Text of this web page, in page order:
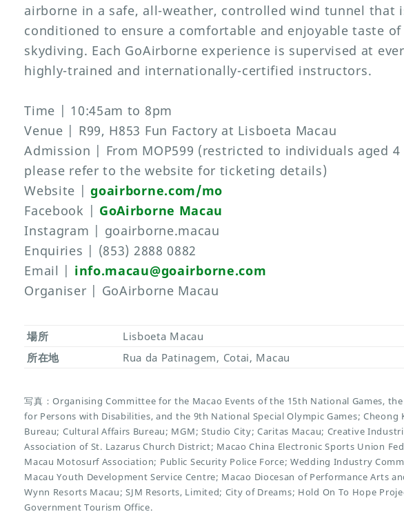
airborne in a safe, all-weather, controlled wind tunnel that
conditioned to ensure a comfortable and enjoyable taste
skydiving. Each GoAirborne experience is supervised at
highly-trained and internationally-certified instructors.
Time | 10:45am to 8pm
Venue | R99, H853 Fun Factory at Lisboeta Macau
Admission | From MOP599 (restricted to individuals aged 4
please refer to the website for ticketing details)
Website |goairborne.com/mo
Facebook | GoAirborne Macau
Instagram | goairborne.macau
Enquiries | (853) 2888 0882
Email | info.macau@goairborne.com
Organiser | GoAirborne Macau
場所
Lisboeta Macau
所在地
Rua da Patinagem, Cotai, Macau
写真：Organising Committee for the Macao Events of the 15th National Games,
for Persons with Disabilities, and the 9th National Special Olympic Games; Cheong
Bureau; Cultural Affairs Bureau; MGM; Studio City; Caritas Macau; Creative
Association of St. Lazarus Church District; Macao China Electronic Sports Union
Macau Motosurf Association; Public Security Police Force; Wedding Industry
Macau Youth Development Service Centre; Macao Diocesan of Performance Arts
Wynn Resorts Macau; SJM Resorts, Limited; City of Dreams; Hold On To Hope
Government Tourism Office.